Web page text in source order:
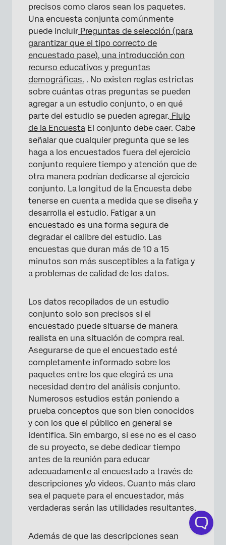
precisos como claros sean los paquetes.
Una encuesta conjunta comúnmente
puede incluir Preguntas de selección (para
garantizar que el tipo correcto de
encuestado pase), una introducción con
recurso educativos y preguntas
demográficas. . No existen reglas estrictas
sobre cuántas otras preguntas se pueden
agregar a un estudio conjunto, o en qué
parte del estudio se pueden agregar. Flujo
de la Encuesta El conjunto debe caer. Cabe
señalar que cualquier pregunta que se les
haga a los encuestados fuera del ejercicio
conjunto requiere tiempo y atención que de
otra manera podrían dedicarse al ejercicio
conjunto. La longitud de la Encuesta debe
tenerse en cuenta a medida que se diseña y
desarrolla el estudio. Fatigar a un
encuestado es una forma segura de
degradar el calibre del estudio. Las
encuestas que duran más de 10 a 15
minutos son más susceptibles a la fatiga y
a problemas de calidad de los datos.
Los datos recopilados de un estudio
conjunto solo son precisos si el
encuestado puede situarse de manera
realista en una situación de compra real.
Asegurarse de que el encuestado esté
completamente informado sobre los
paquetes entre los que elegirá es una
necesidad dentro del análisis conjunto.
Numerosos estudios están poniendo a
prueba conceptos que son bien conocidos
y con los que el público en general se
identifica. Sin embargo, si ese no es el caso
de su proyecto, se debe dedicar tiempo
antes de la reunión para educar
adecuadamente al encuestado a través de
descripciones y/o videos. Cuanto más claro
sea el paquete para el encuestador, más
verdaderas serán las utilidades resultantes.
Además de que las descripciones sean